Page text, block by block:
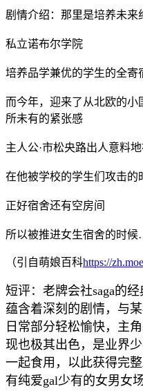
剧情介绍：那里是培养未
私立诺布尔学院
培养品学兼优的学生的全寄
而今年，迎来了从北欧的
所未有的紧张感
主人公·市松央路出人意料
在他被学校的学生们攻击的
正好宿舍还有空房间
所以被推进女生宿舍的时
（引自萌娘百科https://
短评：老牌会社saga的
蕴含着深刻的剧情，与
日常部分轻松愉快，主
现也极其出色，是业界
一起食用，以此获得完
有纯爱gal少有的女男女